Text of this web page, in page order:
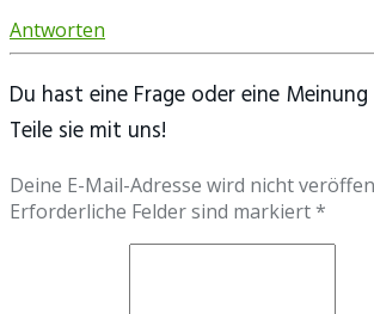
Antworten
Du hast eine Frage oder eine
Teile sie mit uns!
Deine E-Mail-Adresse wird nicht
Erforderliche Felder sind markiert *